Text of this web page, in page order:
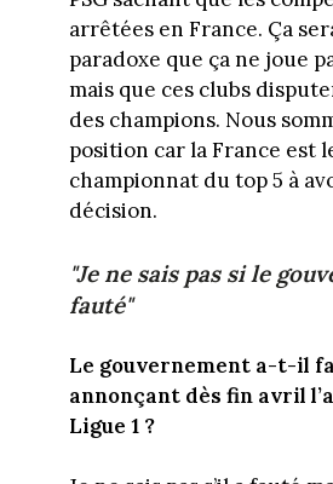
arrêtées en France. Ça
paradoxe que ça ne joue
mais que ces clubs
des champions. Nous
position car la France est
championnat du top 5 à
décision.
"Je ne sais pas si le
fauté"
Le gouvernement a-t-il
annonçant dès fin avril
Ligue 1 ?